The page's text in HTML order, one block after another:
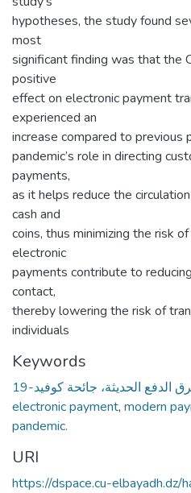
hypotheses, the study found
most
significant finding was that the
positive
effect on electronic payment
experienced an
increase compared to previous
pandemic’s role in directing
payments,
as it helps reduce the
cash and
coins, thus minimizing the risk
electronic
payments contribute to
contact,
thereby lowering the risk of
individuals
Keywords
electronic payment, modern
pandemic.
URI
https://dspace.cu-